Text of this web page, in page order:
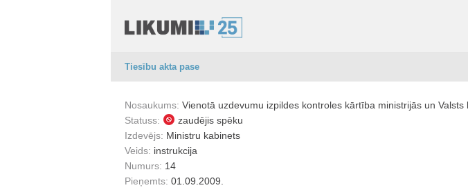
Tiesību akta pase
Nosaukums: Vienotā uzdevumu izpildes kontroles kārtība ministrijās un Valsts
Statuss:
zaudējis spēku
Izdevējs: Ministru kabinets
Veids: instrukcija
Numurs: 14
Pieņemts: 01.09.2009.